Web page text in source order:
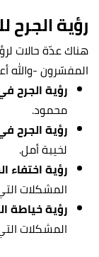
رؤية الجرح
هناك عدّة حالات
المفسّرون -والله
رؤية الجرح
محمود.
رؤية الجرح
لخيبة أمل.
رؤية اختفاء
المشكلات
رؤية خياطة
المشكلات